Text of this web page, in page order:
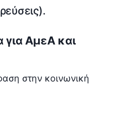
για ΑμεΑ και
στην κοινωνική